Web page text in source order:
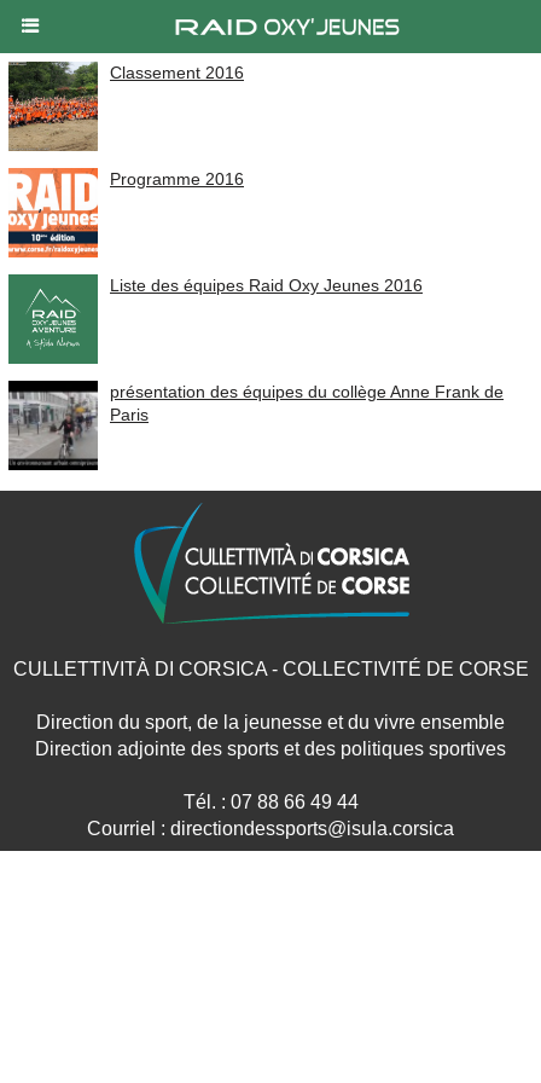
Classement 2016
Programme 2016
Liste des équipes Raid Oxy Jeunes 2016
présentation des équipes du collège Anne Frank de
Paris
CULLETTIVITÀ DI CORSICA - COLLECTIVITÉ DE CORSE
Direction du sport, de la jeunesse et du vivre ensemble
Direction adjointe des sports et des politiques sportives
Tél. : 07 88 66 49 44
Courriel : directiondessports@isula.corsica